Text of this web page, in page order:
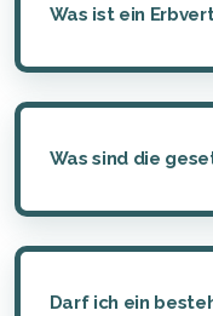
Was ist ein
Was sind die
Darf ich ein